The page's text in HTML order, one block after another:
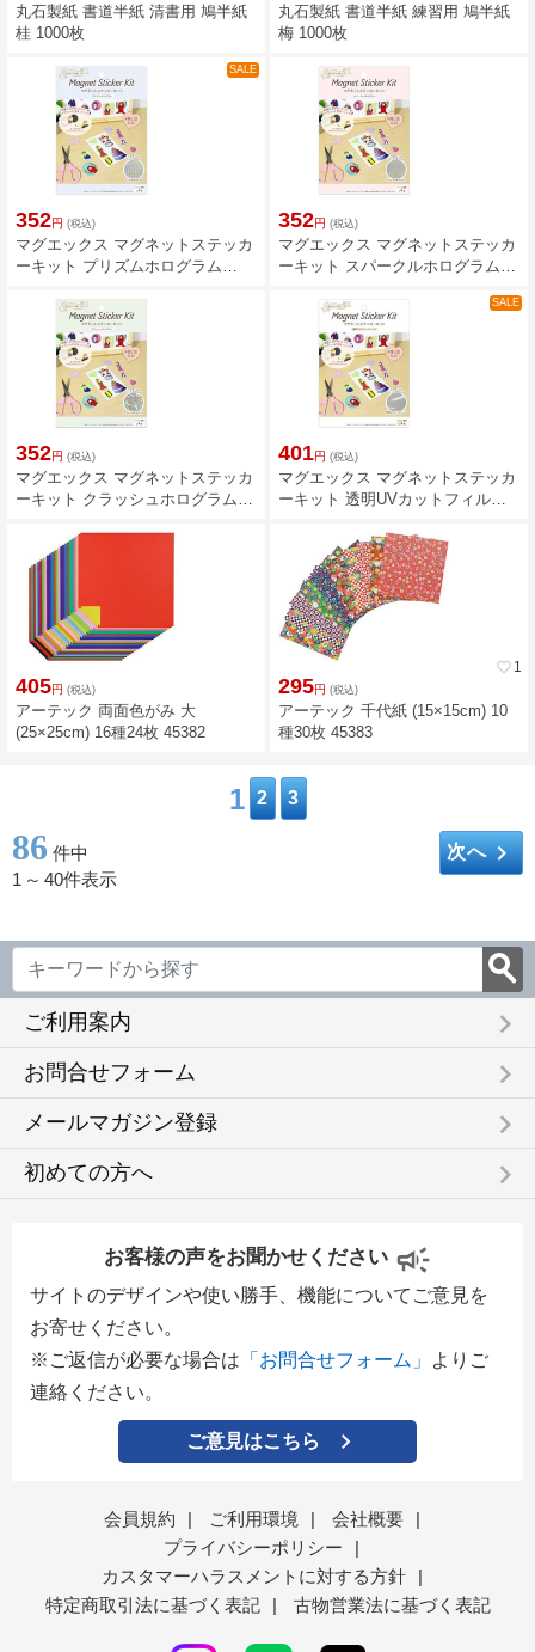
丸石製紙 書道半紙 清書用 鳩半紙
桂 1000枚
丸石製紙 書道半紙 練習用 鳩半紙
梅 1000枚
SALE
352円 (税込)
マグエックス マグネットステッカ
ーキット プリズムホログラム
352円 (税込)
マグエックス マグネットステッカ
ーキット スパークルホログラム
352円 (税込)
マグエックス マグネットステッカ
ーキット クラッシュホログラム
SALE
401円 (税込)
マグエックス マグネットステッカ
ーキット 透明UVカットフィルム
405円 (税込)
アーテック 両面色がみ 大
(25×25cm) 16種24枚 45382
favorite_border 1
295円 (税込)
アーテック 千代紙 (15×15cm) 10
種30枚 45383
1 2 3
86 件中
1 ～ 40件表示
次へkeyboard_arrow_right
ご利用案内 keyboard_arrow_right
お問合せフォーム keyboard_arrow_right
メールマガジン登録 keyboard_arrow_right
初めての方へ keyboard_arrow_right
お客様の声をお聞かせください
サイトのデザインや使い勝手、機能についてご意見を
お寄せください。
※ご返信が必要な場合は 「お問合せフォーム」
よりご
連絡ください。
ご意見はこちら
会員規約 | ご利用環境 | 会社概要
|
プライバシーポリシー
|
カスタマーハラスメントに対する方針
|
特定商取引法に基づく表記
| 古物営業法に基づく表記